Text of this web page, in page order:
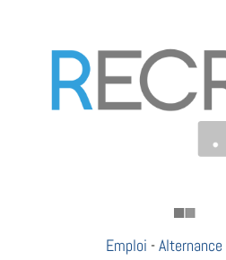
Emploi -Alternance